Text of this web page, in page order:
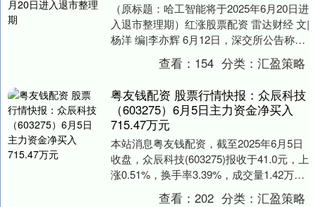
（原标题：哈工智能将于2025年6月20日进
入退市整理期）红涨股票配资 雷达财经 文|
杨洋 编|李亦辉 6月12日，深交所公告称，
哈工智能因2024年度财务会计....
查看： 154 分类：汇盈策略
粤友钱配资 股票行情快报：众辰科技
（603275）6月5日主力资金净买入
715.47万元
本站消息粤友钱配资，截至2025年6月5日
收盘，众辰科技(603275)报收于41.0元，上
涨0.51%，换手率3.39%，成交量1.42万
手，成交额5796.....
查看：202 分类：汇盈策略